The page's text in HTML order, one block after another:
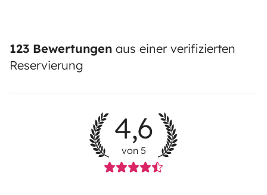
123 Bewertungen aus einer verifizierten
Reservierung
4,6
von 5